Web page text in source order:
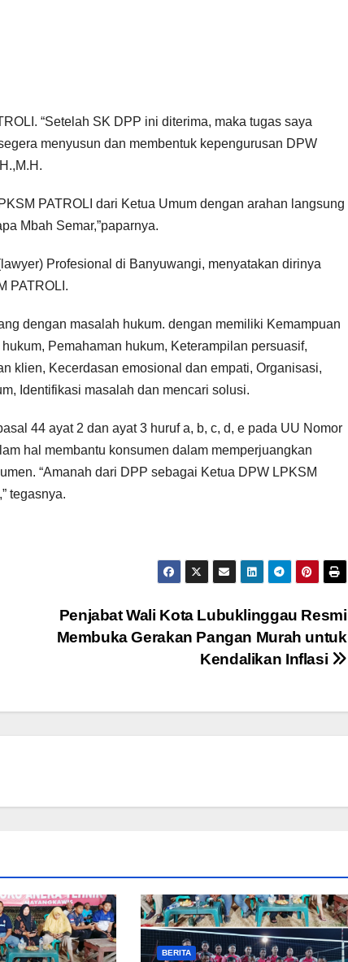
“Setelah SK DPP ini diterima, maka tugas saya
menyusun dan membentuk kepengurusan DPW
PATROLI dari Ketua Umum dengan arahan langsung
Mbah Semar,”paparnya.
Profesional di Banyuwangi, menyatakan dirinya
PATROLI.
dengan masalah hukum. dengan memiliki Kemampuan
Pemahaman hukum, Keterampilan persuasif,
klien, Kecerdasan emosional dan empati, Organisasi,
Identifikasi masalah dan mencari solusi.
44 ayat 2 dan ayat 3 huruf a, b, c, d, e pada UU Nomor
hal membantu konsumen dalam memperjuangkan
“Amanah dari DPP sebagai Ketua DPW LPKSM
tegasnya.
Penjabat Wali Kota Lubuklinggau Resmi
Membuka Gerakan Pangan Murah untuk
Kendalikan Inflasi
BERITA